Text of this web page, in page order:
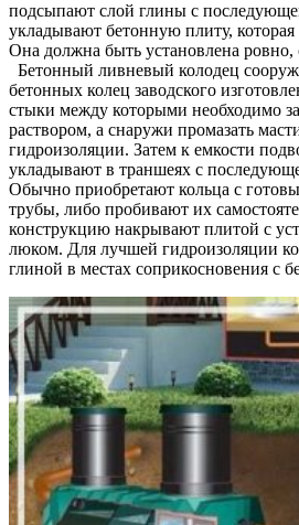
подсыпают слой глины с
укладывают бетонную плиту,
Она должна быть установлена ровно,
Бетонный ливневый колодец
бетонных колец заводского
стыки между которыми необходимо
раствором, а снаружи промазать
гидроизоляции. Затем к емкости
укладывают в траншеях с
Обычно приобретают кольца с
трубы, либо пробивают их
конструкцию накрывают плитой с
люком. Для лучшей гидроизоляции
глиной в местах соприкосновения с